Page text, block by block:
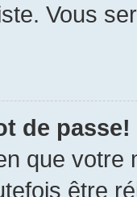
Vous
de passe!
que
être